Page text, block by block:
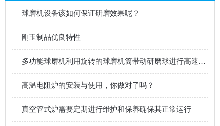
球磨机设备该如何保证研磨效果呢？
刚玉制品优良特性
多功能球磨机利用旋转的球磨机筒带动研磨球进行高速度的冲击和研磨
高温电阻炉的安装与使用，你做对了吗？
真空管式炉需要定期进行维护和保养确保其正常运行